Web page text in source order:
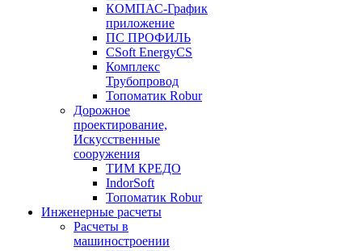
КОМПАС-График
приложение
ПС ПРОФИЛЬ
CSoft EnergyCS
Комплекс
Трубопровод
Топоматик Robur
Дорожное
проектирование,
Искусственные
сооружения
ТИМ КРЕДО
IndorSoft
Топоматик Robur
Инженерные расчеты
Расчеты в
машиностроении